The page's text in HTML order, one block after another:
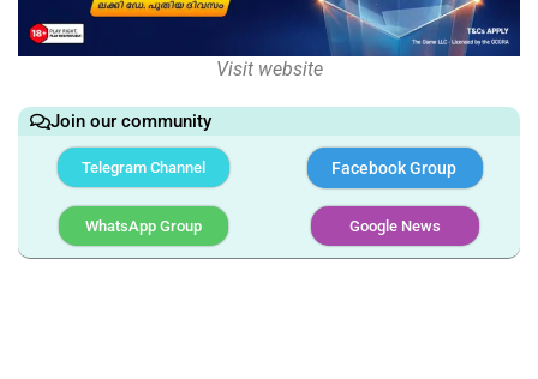
Visit website
Join our community
Telegram Channel Facebook Group
WhatsApp Group Google News